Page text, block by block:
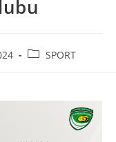
SPORT